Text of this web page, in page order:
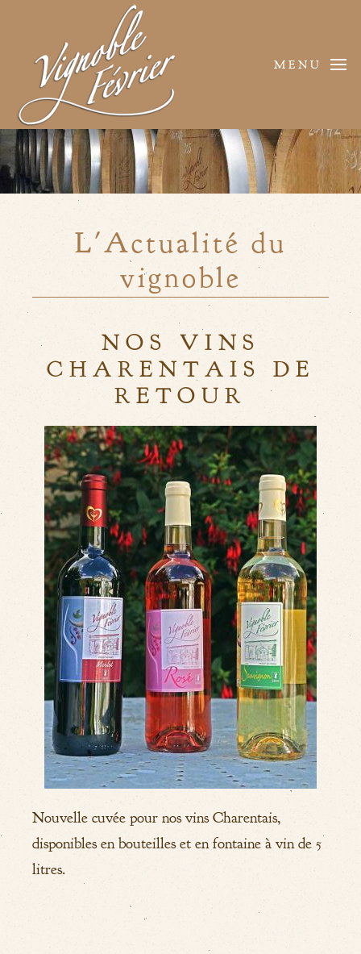
MENU
L'Actualité du
vignoble
NOS VINS
CHARENTAIS DE
RETOUR
Nouvelle cuvée pour nos vins Charentais,
disponibles en bouteilles et en fontaine à vin de 5
litres.